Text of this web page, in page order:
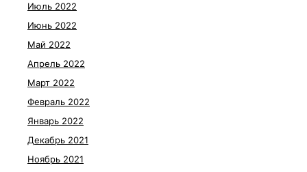
Июль 2022
Июнь 2022
Май 2022
Апрель 2022
Март 2022
Февраль 2022
Январь 2022
Декабрь 2021
Ноябрь 2021